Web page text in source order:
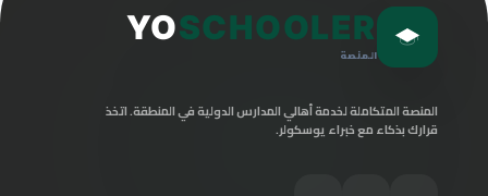
YOSCHOOLER
المنصة
المنصة المتكاملة لخدمة أهالي المدارس الدولية في المنطقة. اتخذ
قرارك بذكاء مع خبراء يوسكولر.